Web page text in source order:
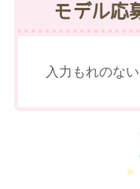
モデル応
入力もれのな